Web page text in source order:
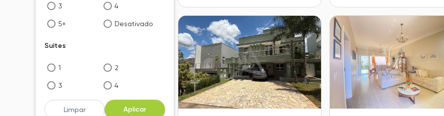
3 4
5+ Desativado
Suítes
1 2
3 4
Limpar
Aplicar